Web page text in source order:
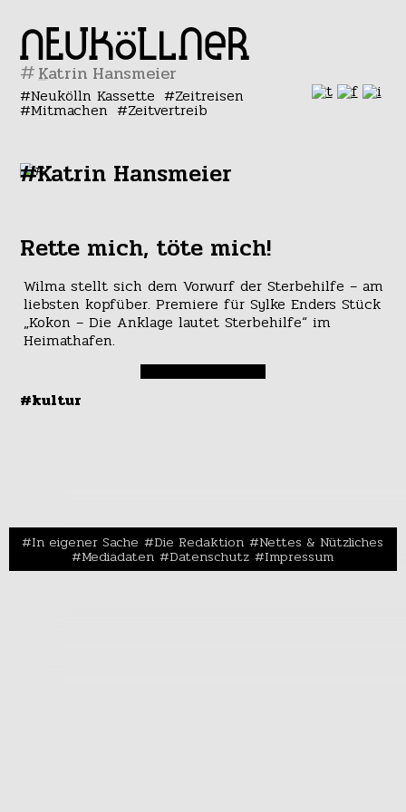
#
Neukölln Kassette Zeitreisen
Mitmachen Zeitvertreib
#Katrin Hansmeier
Rette mich, töte mich!
Wilma stellt sich dem Vorwurf der Sterbehilfe – am
liebsten kopfüber. Premiere für Sylke Enders Stück
„Kokon – Die Anklage lautet Sterbehilfe“ im
Heimathafen.
#kultur
In eigener Sache Die Redaktion Nettes & Nützliches
Mediadaten Datenschutz Impressum